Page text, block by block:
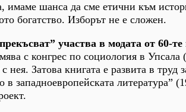
имаме шанса да сме етични към
богатство. Изборът не е сложен.
участва в модата от 60-те
с конгрес по социология в Упсала
нея. Затова книгата е развита в труд
западноевропейската литература”